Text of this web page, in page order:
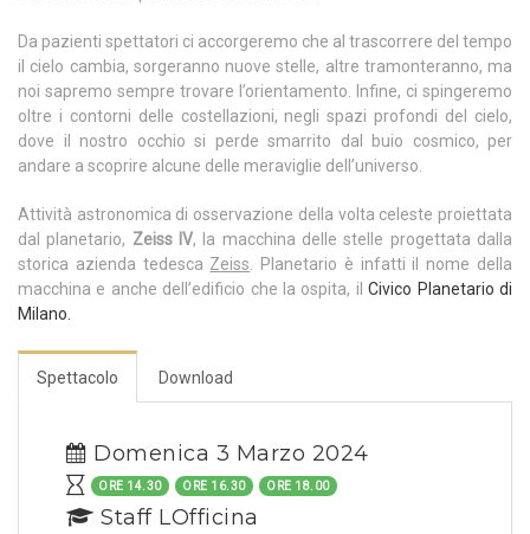
Da pazienti spettatori ci accorgeremo che al trascorrere del tempo
il cielo cambia, sorgeranno nuove stelle, altre tramonteranno, ma
noi sapremo sempre trovare l’orientamento. Infine, ci spingeremo
oltre i contorni delle costellazioni, negli spazi profondi del cielo,
dove il nostro occhio si perde smarrito dal buio cosmico, per
andare a scoprire alcune delle meraviglie dell’universo.
Attività astronomica di osservazione della volta celeste proiettata
dal planetario, Zeiss IV, la macchina delle stelle progettata dalla
storica azienda tedesca Zeiss . Planetario è infatti il nome della
macchina e anche dell’edificio che la ospita, ilCivico Planetario di
Milano.
Spettacolo Download
Domenica 3 Marzo 2024
ORE 14.30 ORE 16.30 ORE 18.00
Staff LOfficina